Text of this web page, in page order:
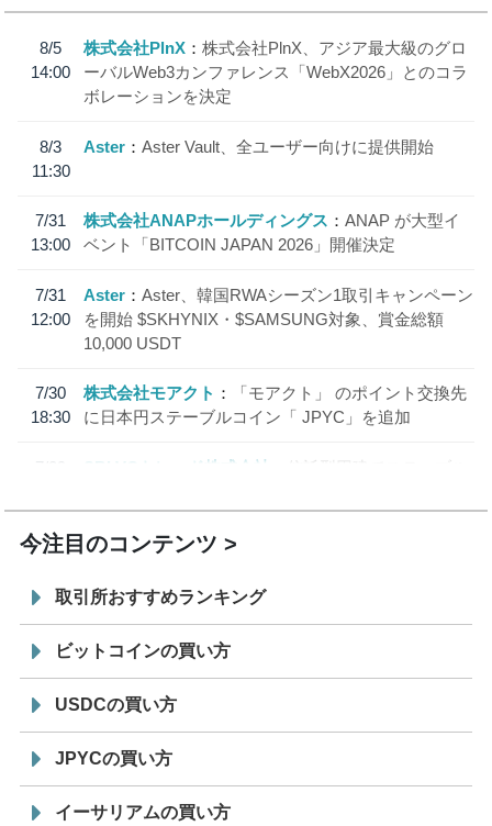
8/5
14:00
株式会社PlnX
株式会社PlnX、アジア最大級のグロ
ーバルWeb3カンファレンス「WebX2026」とのコラ
ボレーションを決定
8/3
11:30
Aster Aster Vault、全ユーザー向けに提供開始
7/31
13:00
株式会社ANAPホールディングス
ANAP が大型イ
ベント「BITCOIN JAPAN 2026」開催決定
7/31
12:00
Aster
Aster、韓国RWAシーズン1取引キャンペーン
を開始 $SKHYNIX・$SAMSUNG対象、賞金総額
10,000 USDT
7/30
18:30
株式会社モアクト
「モアクト」 のポイント交換先
に日本円ステーブルコイン「 JPYC」を追加
7/29
SBI VCトレード株式会社
信託型円建てステーブル
今注目のコンテンツ
取引所おすすめランキング
ビットコインの買い方
USDCの買い方
JPYCの買い方
イーサリアムの買い方